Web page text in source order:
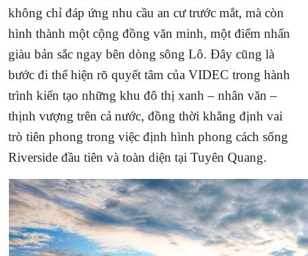
không chỉ đáp ứng nhu cầu an cư trước mắt, mà còn
hình thành một cộng đồng văn minh, một điểm nhấn
giàu bản sắc ngay bên dòng sông Lô. Đây cũng là
bước đi thể hiện rõ quyết tâm của VIDEC trong hành
trình kiến tạo những khu đô thị xanh – nhân văn –
thịnh vượng trên cả nước, đồng thời khẳng định vai
trò tiên phong trong việc định hình phong cách sống
Riverside đầu tiên và toàn diện tại Tuyên Quang.